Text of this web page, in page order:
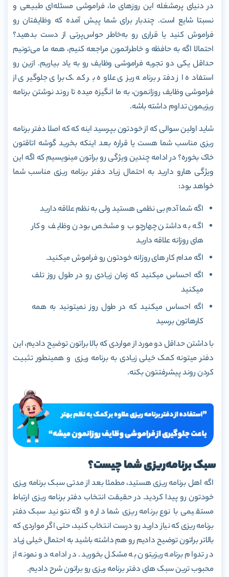
در دنیای پرمشغله این روزهای ما، فراموشی مسئلهای طبیعی و
نسبتا شایع است. چندبار برای شما پیش آمده که وظایفتان رو
فراموش کنید یا قراری رو بهخاطر حواسپرتی از دست بدهید؟
احتمالا اگه به حافظه و خاطراتمون مراجعه کنیم، همه ما میتونیم
حداقل یکی دو تجربه فراموشی وظایف رو به یاد بیاریم. ازین رو
استفاده از دفتر برنامه ریزی علاوه بر کمک برای جلوگیری از
فراموشی وظایف روزانمون، به ما انگیزه میده تا روند نوشتن برنامه
ریزیمون تداوم داشته باشه.
شاید اولین سوالی که از خودتون بپرسید اینه که که اصلا دفتر برنامه
ریزی مناسب شما هست یا قراره بعد اینکه بخرید گوشه اتاقتون
خاک بخوره؟ در ادامه چندین ویژگی رو براتون مینویسیم که اگه این
ویژگی هارو دارید به احتمال زیاد دفتر برنامه ریزی مناسب شما
خواهد بود:
اگه شما آدم بی نظمی هستید ولی به نظم علاقه دارید
اگه به داشتن چهارچوب و مشخص بودن وظایف و کار
های روزانه علاقه دارید
اگه مدام کار های روزانه خودتون رو فراموش میکنید.
اگه احساس میکنید که زمان زیادی رو در طول روز تلف
میکنید
اگه احساس میکنید که در طول روز نمیتونید به همه
کارهاتون برسید
با داشتن حداقل دو مورد از مواردی که بالا براتون توضیح دادیم، این
دفتر میتونه کمک خیلی زیادی به برنامه ریزی و همینطور تثبیت
کردن روند پیشرفتتون بکنه.
سبک برنامهریزی شما چیست؟
اگه اهل برنامه ریزی هستید، مطمئا بعد از مدتی سبک برنامه ریزی
خودتون رو پیدا کردید. در حقیقت انتخاب دفتر برنامه ریزی ارتباط
مستقیمی با نوع برنامه ریزی شما داره و اگه نتونید سبک دفتر
برنامه ریزی که نیاز دارید رو درست انتخاب کنید، حتی اگر مواردی که
بالاتر براتون توضیح دادیم رو هم داشته باشید به احتمال خیلی زیاد
در تدوام برنامه ریزیتون به مشکل بخورید. در ادامه دو نمونه از
محبوب ترین سبک های دفتر برنامه ریزی رو براتون شرح دادیم.